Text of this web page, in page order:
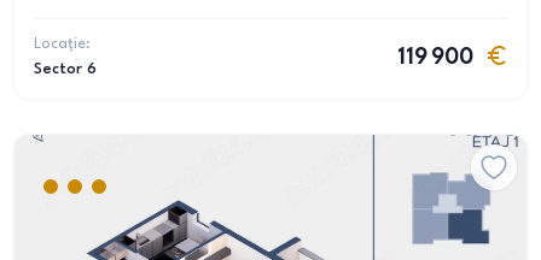
Locație:
Sector 6
119 900